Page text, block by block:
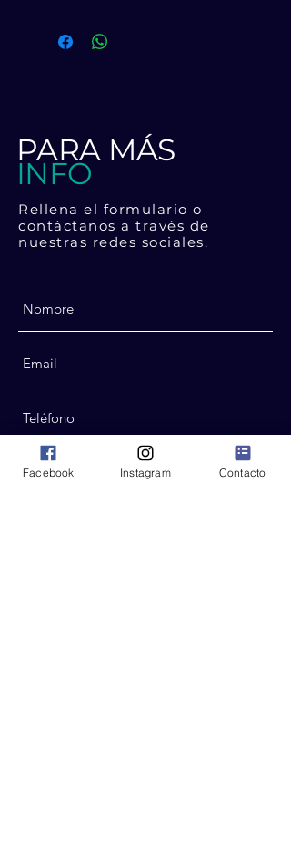
todos los sólidos y aparece dentro del
PARA MÁS
INFO
Rellena el formulario o
contáctanos a través de
nuestras redes sociales.
Facebook Instagram Contacto